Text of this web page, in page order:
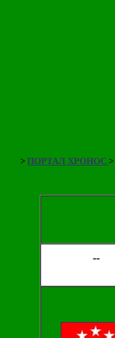
> ПОРТАЛ ХРОНОС >
--